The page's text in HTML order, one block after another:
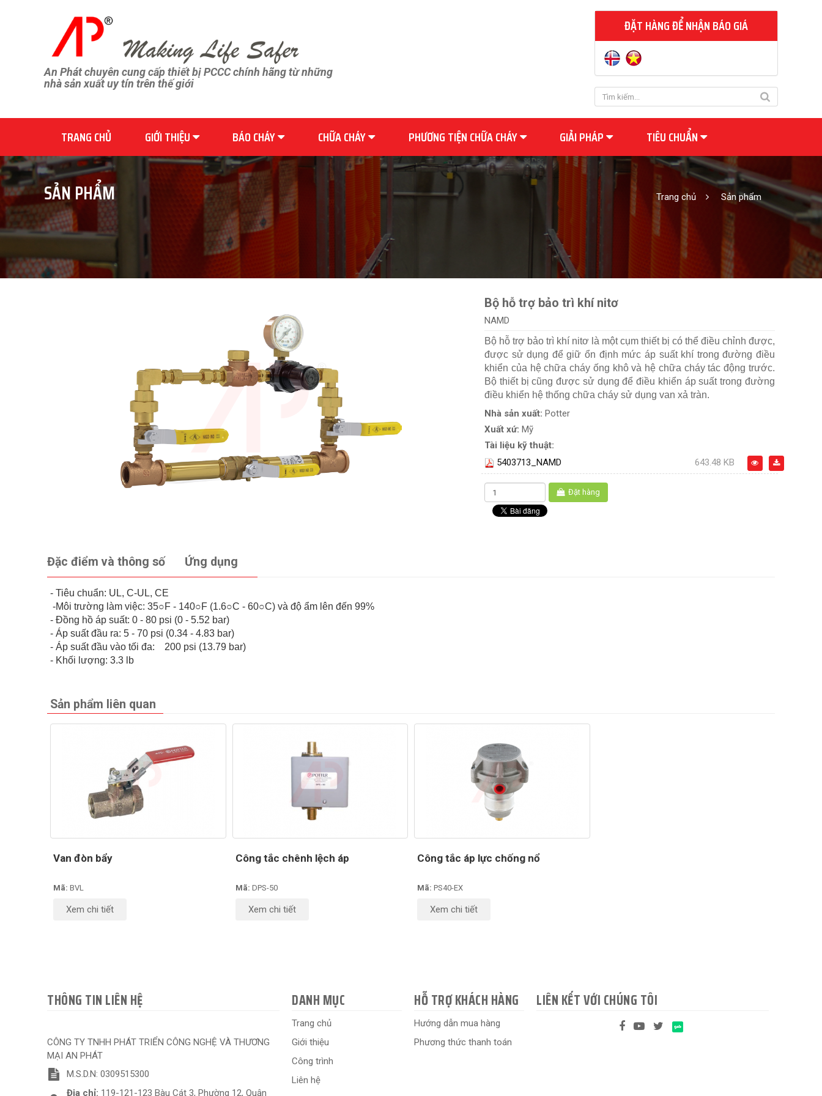
An Phát chuyên cung cấp thiết bị PCCC chính hãng từ những
nhà sản xuất uy tín trên thế giới
ĐẶT HÀNG ĐỂ NHẬN BÁO GIÁ
TRANG CHỦ GIỚI THIỆU BÁO CHÁY CHỮA CHÁY PHƯƠNG TIỆN CHỮA CHÁY GIẢI PHÁP TIÊU CHUẨN
SẢN PHẨM Trang chủ Sản phẩm
Bộ hỗ trợ bảo trì khí nitơ
NAMD
Bộ hỗ trợ bảo trì khí nitơ là một cụm thiết bị có thể điều chỉnh được,
được sử dụng để giữ ổn định mức áp suất khí trong đường điều
khiển của hệ chữa cháy ống khô và hệ chữa cháy tác động trước.
Bộ thiết bị cũng được sử dụng để điều khiển áp suất trong đường
điều khiển hệ thống chữa cháy sử dụng van xả tràn.
Nhà sản xuất: Potter
Xuất xứ: Mỹ
Tài liệu kỹ thuật:
5403713_NAMD
643.48 KB
Đặt hàng
Đặc điểm và thông số Ứng dụng
- Tiêu chuẩn: UL, C-UL, CE
-Môi trường làm việc: 35○F - 140○F (1.6○C - 60○C) và độ ẩm lên đến 99%
- Đồng hồ áp suất: 0 - 80 psi (0 - 5.52 bar)
- Áp suất đầu ra: 5 - 70 psi (0.34 - 4.83 bar)
- Áp suất đầu vào tối đa: 200 psi (13.79 bar)
- Khối lượng: 3.3 lb
Sản phẩm liên quan
Van đòn bẩy
Mã: BVL
Xem chi tiết
Công tắc chênh lệch áp
Mã: DPS-50
Xem chi tiết
Công tắc áp lực chống nổ
Mã: PS40-EX
Xem chi tiết
THÔNG TIN LIÊN HỆ
CÔNG TY TNHH PHÁT TRIỂN CÔNG NGHỆ VÀ THƯƠNG
MẠI AN PHÁT
M.S.D.N: 0309515300
Địa chỉ: 119-121-123 Bàu Cát 3, Phường 12, Quận
DANH MỤC
Trang chủ
Giới thiệu
Công trình
Liên hệ
HỖ TRỢ KHÁCH HÀNG
Hướng dẫn mua hàng
Phương thức thanh toán
LIÊN KẾT VỚI CHÚNG TÔI